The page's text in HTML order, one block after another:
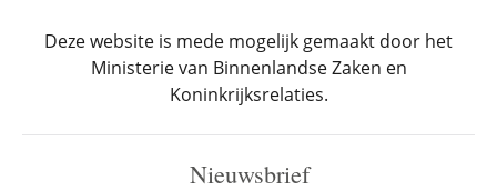
Deze website is mede mogelijk gemaakt door het
Ministerie van Binnenlandse Zaken en
Koninkrijksrelaties.
Nieuwsbrief